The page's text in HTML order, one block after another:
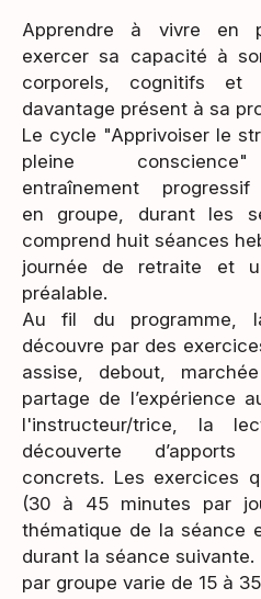
Apprendre à vivre en
exercer sa capacité à
corporels, cognitifs
davantage présent à sa
Le cycle "Apprivoiser le
pleine
entraînement
en groupe, durant les
comprend huit séances
journée de retraite et
préalable.
Au fil du programme,
découvre par des
assise, debout,
partage de l’expérience
l'instructeur/trice, la
découverte
concrets. Les exercices
(30 à 45 minutes par
thématique de la séance
durant la séance
par groupe varie de 15 à